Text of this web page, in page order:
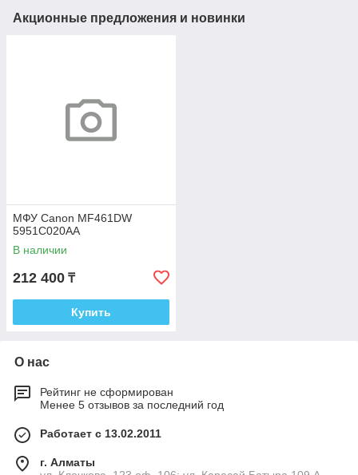
Акционные предложения и новинки
МФУ Canon MF461DW
5951C020AA
В наличии
212 400 ₸
Купить
О нас
Рейтинг не сформирован
Менее 5 отзывов за последний год
Работает с 13.02.2011
г. Алматы